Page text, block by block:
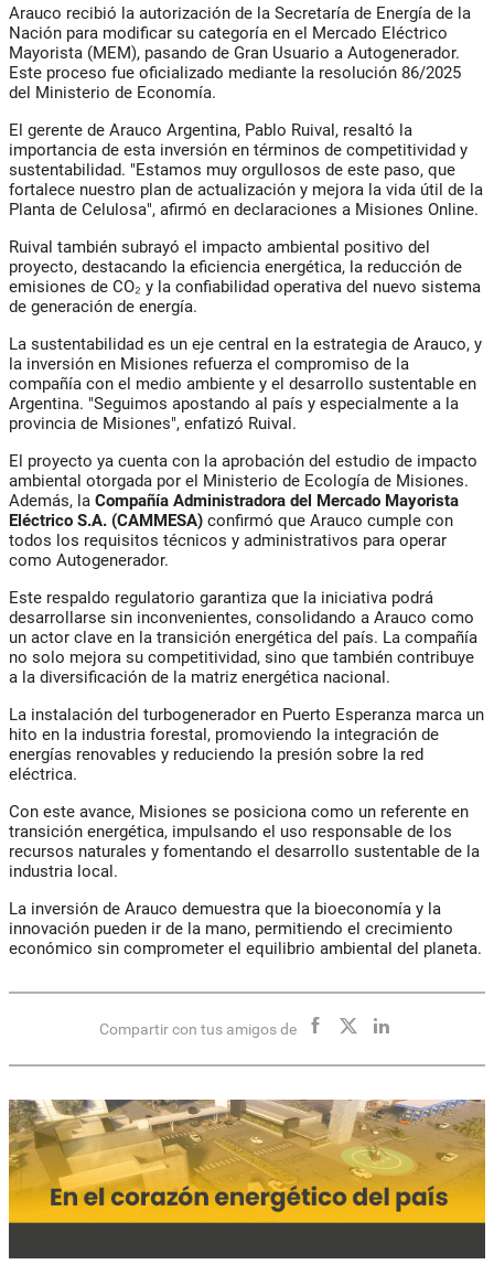
Arauco recibió la autorización de la Secretaría de Energía de la
Nación para modificar su categoría en el Mercado Eléctrico
Mayorista (MEM), pasando de Gran Usuario a Autogenerador.
Este proceso fue oficializado mediante la resolución 86/2025
del Ministerio de Economía.
El gerente de Arauco Argentina, Pablo Ruival, resaltó la
importancia de esta inversión en términos de competitividad y
sustentabilidad. "Estamos muy orgullosos de este paso, que
fortalece nuestro plan de actualización y mejora la vida útil de la
Planta de Celulosa", afirmó en declaraciones a Misiones Online.
Ruival también subrayó el impacto ambiental positivo del
proyecto, destacando la eficiencia energética, la reducción de
emisiones de CO₂ y la confiabilidad operativa del nuevo sistema
de generación de energía.
La sustentabilidad es un eje central en la estrategia de Arauco, y
la inversión en Misiones refuerza el compromiso de la
compañía con el medio ambiente y el desarrollo sustentable en
Argentina. "Seguimos apostando al país y especialmente a la
provincia de Misiones", enfatizó Ruival.
El proyecto ya cuenta con la aprobación del estudio de impacto
ambiental otorgada por el Ministerio de Ecología de Misiones.
Además, la Compañía Administradora del Mercado Mayorista
Eléctrico S.A. (CAMMESA) confirmó que Arauco cumple con
todos los requisitos técnicos y administrativos para operar
como Autogenerador.
Este respaldo regulatorio garantiza que la iniciativa podrá
desarrollarse sin inconvenientes, consolidando a Arauco como
un actor clave en la transición energética del país. La compañía
no solo mejora su competitividad, sino que también contribuye
a la diversificación de la matriz energética nacional.
La instalación del turbogenerador en Puerto Esperanza marca un
hito en la industria forestal, promoviendo la integración de
energías renovables y reduciendo la presión sobre la red
eléctrica.
Con este avance, Misiones se posiciona como un referente en
transición energética, impulsando el uso responsable de los
recursos naturales y fomentando el desarrollo sustentable de la
industria local.
La inversión de Arauco demuestra que la bioeconomía y la
innovación pueden ir de la mano, permitiendo el crecimiento
económico sin comprometer el equilibrio ambiental del planeta.
Compartir con tus amigos de